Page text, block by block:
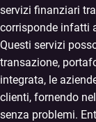
servizi finanziari
corrisponde infatti
Questi servizi
transazione,
integrata, le
clienti, fornendo
senza problemi.